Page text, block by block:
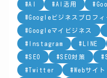
AI AI活用
Googleビジネスプロフィ
Googleマイビジネス
Instagram LINE
SEO SEO対策
Twitter Webサイト